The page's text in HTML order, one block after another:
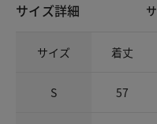
サイズ詳細
サイズ 着丈
S 57